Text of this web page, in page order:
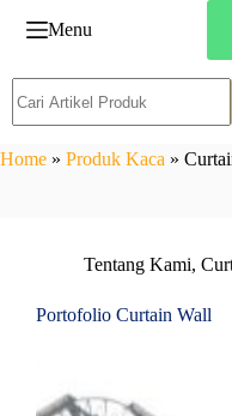
Menu
Home » Produk Kaca »
Tentang Kami,
Portofolio Curtain Wall